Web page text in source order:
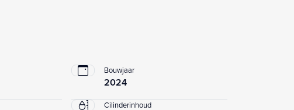
Bouwjaar
2024
Cilinderinhoud